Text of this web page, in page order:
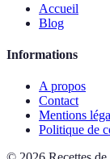
Accueil
Blog
Informations
A propos
Contact
Mentions
Politique de